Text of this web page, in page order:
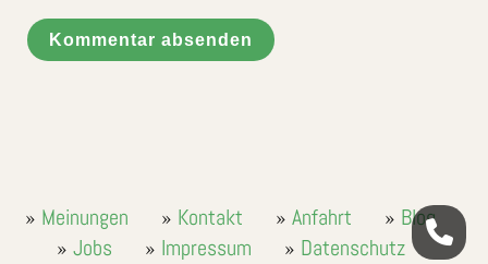
Kommentar absenden
Meinungen Kontakt Anfahrt
Blog
Jobs
Impressum
Datenschutz